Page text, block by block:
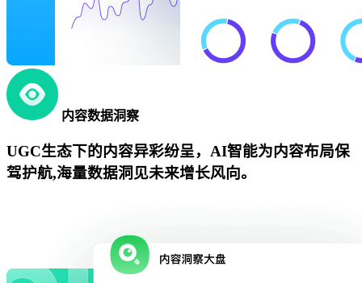
内容数据洞察
UGC生态下的内容异彩纷呈，AI智能为内容布局保
驾护航,海量数据洞见未来增长风向。